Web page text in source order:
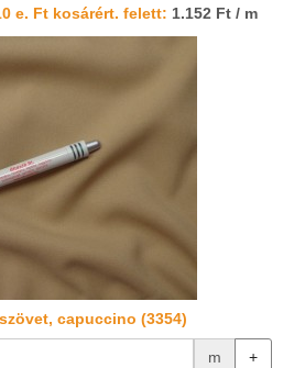
e. Ft kosárért. felett: 1.152 Ft / m
capuccino (3354)
m +